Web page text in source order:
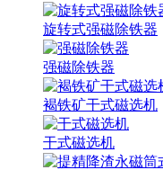
旋转式强磁除铁器
强磁除铁器
褐铁矿干式磁选机
干式磁选机